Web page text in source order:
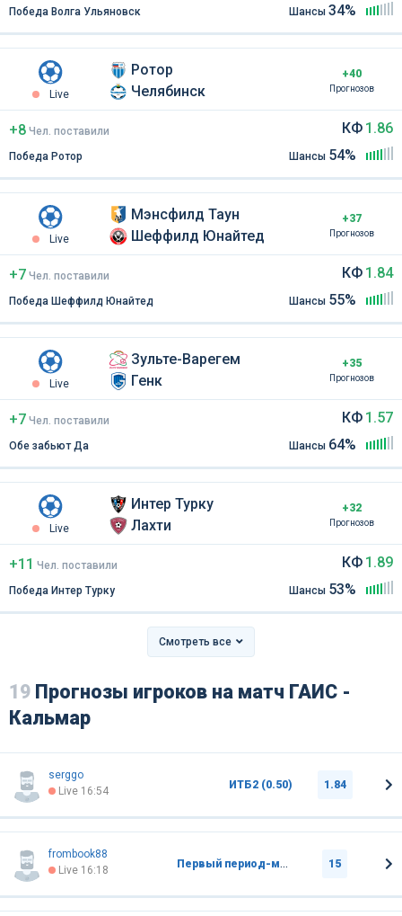
Победа Волга Ульяновск
Шансы 34%
Live
Ротор
Челябинск
+40
Прогнозов
+8 Чел поставили
Победа Ротор
КФ 1.86
Шансы 54%
Live
Мэнсфилд Таун
Шеффилд Юнайтед
+37
Прогнозов
+7 Чел поставили
Победа Шеффилд Юнайтед
КФ 1.84
Шансы 55%
Live
Зульте-Варегем
Генк
+35
Прогнозов
+7 Чел поставили
Обе забьют Да
КФ 1.57
Шансы 64%
Live
Интер Турку
Лахти
+32
Прогнозов
+11 Чел поставили
Победа Интер Турку
КФ 1.89
Шансы 53%
Смотреть все
19 Прогнозы игроков на матч ГАИС -
Кальмар
serggo
Live 16:54
ИТБ2 (0.50) 1.84
frombook88
Live 16:18
Первый период-матч НП2 15